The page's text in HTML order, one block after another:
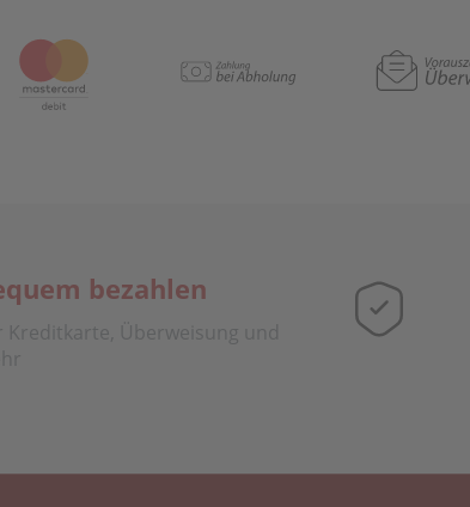
bezahlen
Kreditkarte, Überweisung und